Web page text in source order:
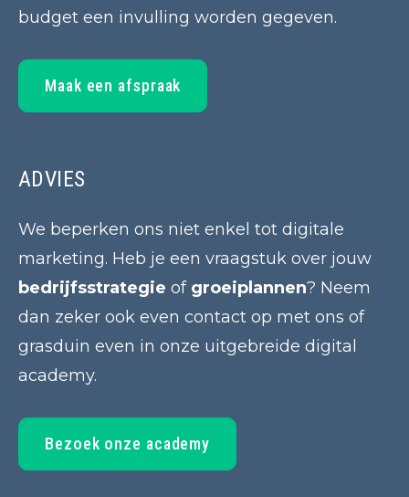
budget een invulling worden gegeven.
Maak een afspraak
ADVIES
We beperken ons niet enkel tot digitale
marketing. Heb je een vraagstuk over jouw
bedrijfsstrategie of groeiplannen? Neem
dan zeker ook even contact op met ons of
grasduin even in onze uitgebreide digital
academy.
Bezoek onze academy